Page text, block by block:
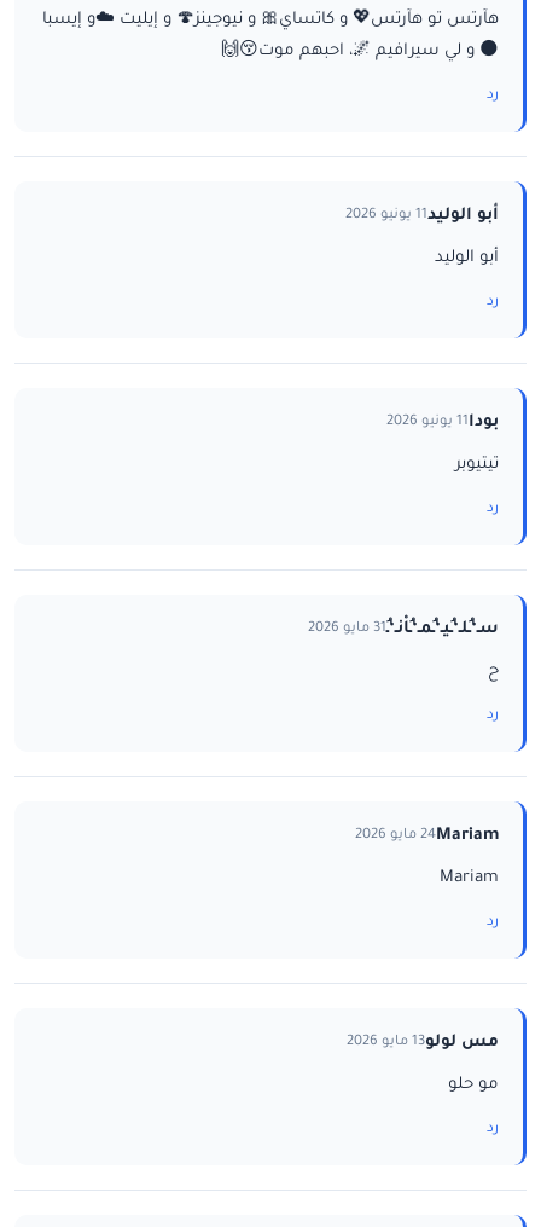
هآرتس تو هآرتس💖 و كاتساي🎀 و نيوجينز🍄 و إيليت ☁️و إيسبا
🌑 و لي سيرافيم 🌌، احبهم موت😚🙌
رد
أبو الوليد11 يونيو 2026
أبو الوليد
رد
بودا11 يونيو 2026
تيتيوبر
رد
سـ‘ـُلـ‘ـُيـ‘ـُمـ‘ـُاْنـ‘ـُ31 مايو 2026
ح
رد
Mariam24 مايو 2026
Mariam
رد
مس لولو13 مايو 2026
مو حلو
رد